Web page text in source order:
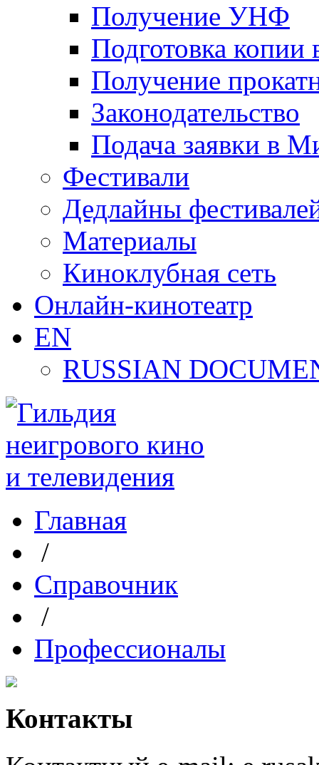
Получение УНФ
Подготовка копии
Получение
Законодательство
Подача заявки в
Фестивали
Дедлайны
Материалы
Киноклубная сеть
Онлайн-кинотеатр
EN
RUSSIAN
Главная
/
Справочник
/
Профессионалы
Контакты